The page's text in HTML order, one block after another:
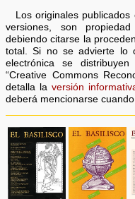
Los originales publicados
versiones, son
debiendo citarse la
total. Si no se advierte lo
electrónica se
“Creative Commons
detalla laversión
deberá mencionarse